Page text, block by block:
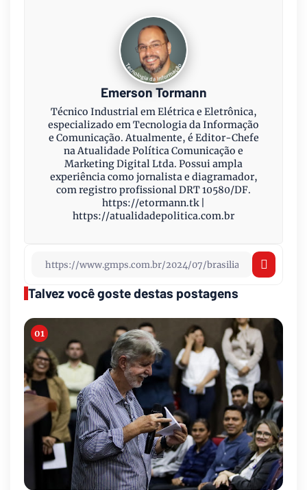
Emerson Tormann
Técnico Industrial em Elétrica e Eletrônica,
especializado em Tecnologia da Informação
e Comunicação. Atualmente, é Editor-Chefe
na Atualidade Política Comunicação e
Marketing Digital Ltda. Possui ampla
experiência como jornalista e diagramador,
com registro profissional DRT 10580/DF.
https://etormann.tk |
https://atualidadepolitica.com.br
Talvez você goste destas postagens